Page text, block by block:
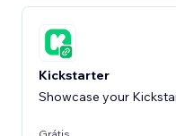
Kickstarter
Showcase your